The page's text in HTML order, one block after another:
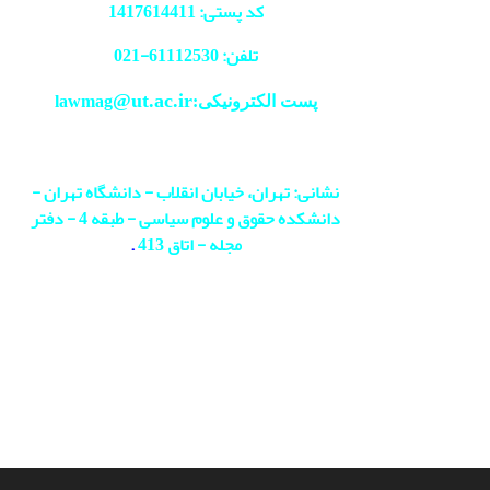
کد پستی: 1417614411
تلفن: 61112530-
021
پست الکترونیکی:lawmag@ut.ac.ir
نشانی: تهران، خیابان انقلاب - دانشگاه تهران -
دانشکده حقوق و علوم سیاسی - طبقه 4 - دفتر
مجله - اتاق 413
.